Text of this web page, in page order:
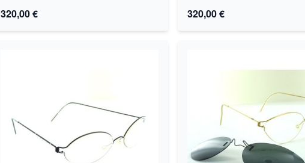
320,00 € 320,00 €